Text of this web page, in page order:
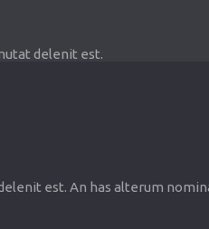
delenit est.
est. An has alterum